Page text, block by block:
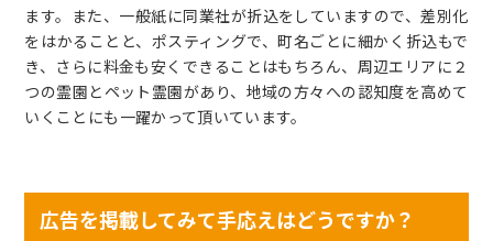
ます。また、一般紙に同業社が折込をしていますので、差別化
をはかることと、ポスティングで、町名ごとに細かく折込もで
き、さらに料金も安くできることはもちろん、周辺エリアに２
つの霊園とペット霊園があり、地域の方々への認知度を高めて
いくことにも一躍かって頂いています。
広告を掲載してみて手応えはどうですか？